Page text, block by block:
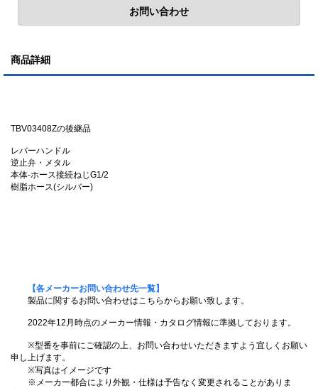
商品詳細
TBV03408Zの後継品
レバーハンドル
逆止弁・メタル
本体-ホース接続ねじG1/2
樹脂ホース(シルバー)
【各メーカーお問い合わせ先一覧】
製品に関するお問い合わせはこちらからお願い致します。
2022年12月時点のメーカー情報・カタログ情報に準拠しております。
※型番を事前にご確認の上、お問い合わせいただきますよう宜しくお願い
申し上げます。
※写真はイメージです
※メーカー都合により外観・仕様は予告なく変更されることがありま